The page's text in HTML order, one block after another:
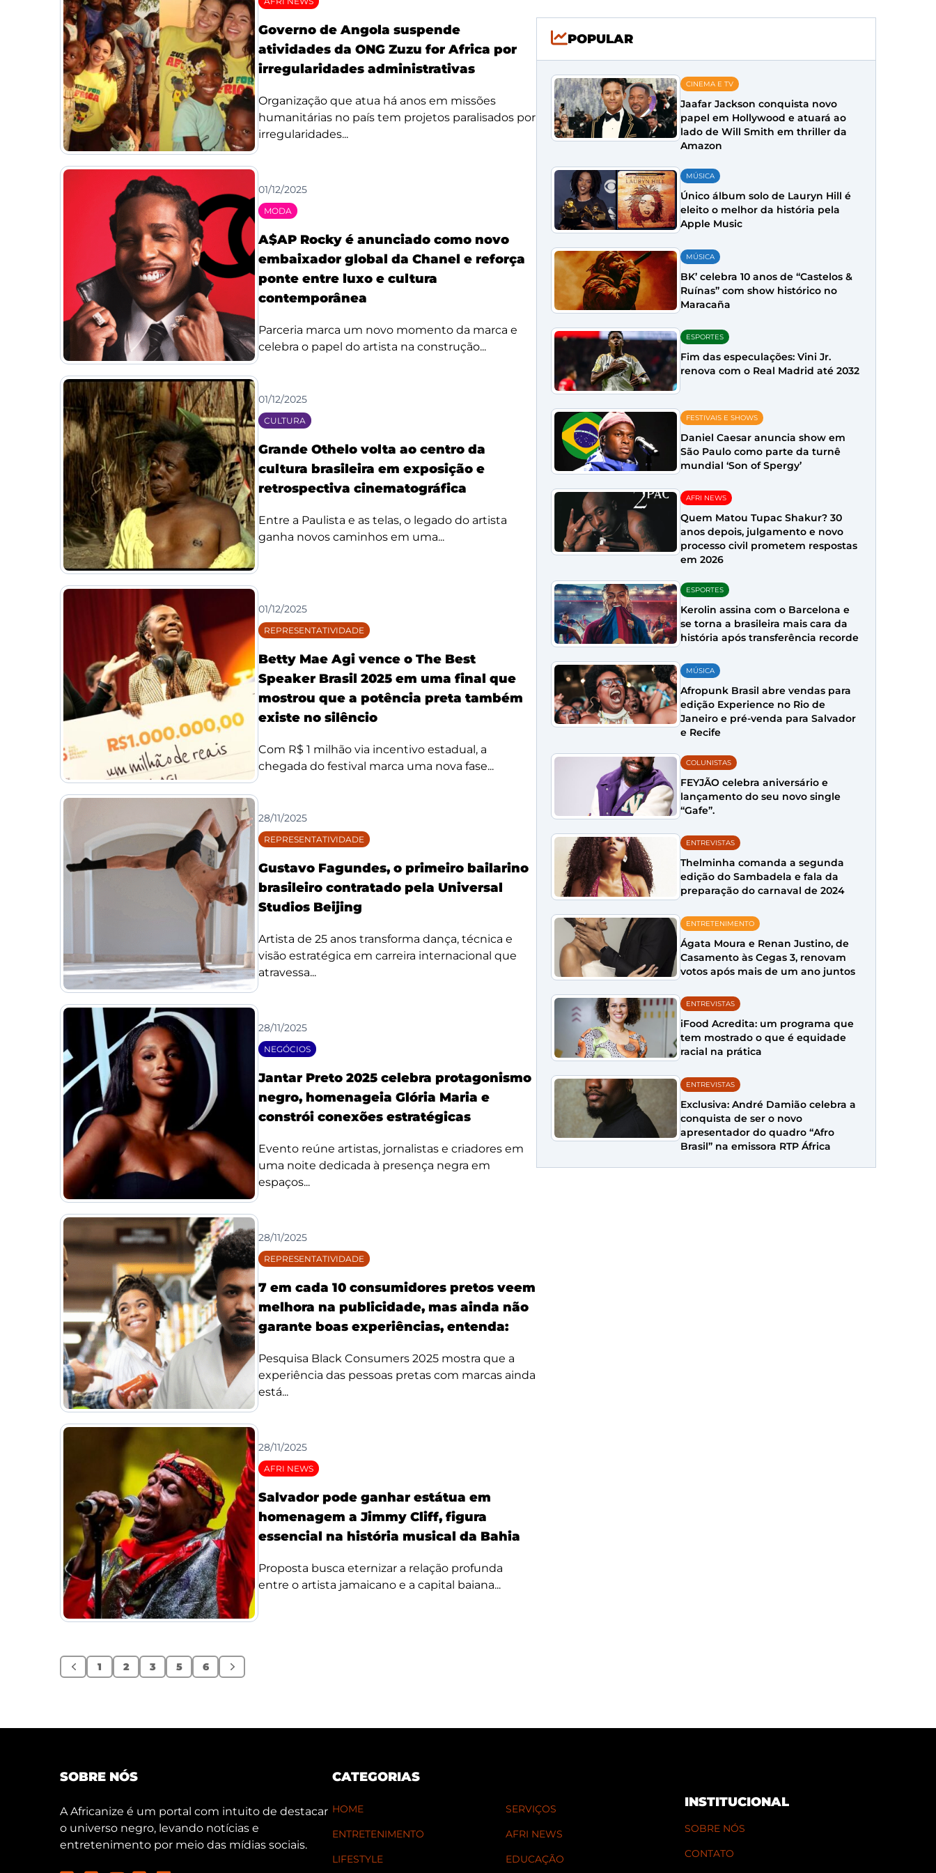
Governo de Angola suspende
atividades da ONG Zuzu for Africa por
irregularidades administrativas
Organização que atua há anos em missões
humanitárias no país tem projetos paralisados por
irregularidades...
01/12/2025
MODA
A$AP Rocky é anunciado como novo
embaixador global da Chanel e reforça
ponte entre luxo e cultura
contemporânea
Parceria marca um novo momento da marca e
celebra o papel do artista na construção...
01/12/2025
CULTURA
Grande Othelo volta ao centro da
cultura brasileira em exposição e
retrospectiva cinematográfica
Entre a Paulista e as telas, o legado do artista
ganha novos caminhos em uma...
01/12/2025
REPRESENTATIVIDADE
Betty Mae Agi vence o The Best
Speaker Brasil 2025 em uma final que
mostrou que a potência preta também
existe no silêncio
Com R$ 1 milhão via incentivo estadual, a
chegada do festival marca uma nova fase...
28/11/2025
REPRESENTATIVIDADE
Gustavo Fagundes, o primeiro bailarino
brasileiro contratado pela Universal
Studios Beijing
Artista de 25 anos transforma dança, técnica e
visão estratégica em carreira internacional que
atravessa...
28/11/2025
NEGÓCIOS
Jantar Preto 2025 celebra protagonismo
negro, homenageia Glória Maria e
constrói conexões estratégicas
Evento reúne artistas, jornalistas e criadores em
uma noite dedicada à presença negra em
espaços...
28/11/2025
REPRESENTATIVIDADE
7 em cada 10 consumidores pretos veem
melhora na publicidade, mas ainda não
garante boas experiências, entenda:
Pesquisa Black Consumers 2025 mostra que a
experiência das pessoas pretas com marcas ainda
está...
28/11/2025
AFRI NEWS
Salvador pode ganhar estátua em
homenagem a Jimmy Cliff, figura
essencial na história musical da Bahia
Proposta busca eternizar a relação profunda
entre o artista jamaicano e a capital baiana...
POPULAR
CINEMA E TV
Jaafar Jackson conquista novo
papel em Hollywood e atuará ao
lado de Will Smith em thriller da
Amazon
MÚSICA
Único álbum solo de Lauryn Hill é
eleito o melhor da história pela
Apple Music
MÚSICA
BK’ celebra 10 anos de “Castelos &
Ruínas” com show histórico no
Maracaña
ESPORTES
Fim das especulações: Vini Jr.
renova com o Real Madrid até 2032
FESTIVAIS E SHOWS
Daniel Caesar anuncia show em
São Paulo como parte da turnê
mundial ‘Son of Spergy’
AFRI NEWS
Quem Matou Tupac Shakur? 30
anos depois, julgamento e novo
processo civil prometem respostas
em 2026
ESPORTES
Kerolin assina com o Barcelona e
se torna a brasileira mais cara da
história após transferência recorde
MÚSICA
Afropunk Brasil abre vendas para
edição Experience no Rio de
Janeiro e pré-venda para Salvador
e Recife
COLUNISTAS
FEYJÃO celebra aniversário e
lançamento do seu novo single
“Gafe”.
ENTREVISTAS
Thelminha comanda a segunda
edição do Sambadela e fala da
preparação do carnaval de 2024
ENTRETENIMENTO
Ágata Moura e Renan Justino, de
Casamento às Cegas 3, renovam
votos após mais de um ano juntos
ENTREVISTAS
iFood Acredita: um programa que
tem mostrado o que é equidade
racial na prática
ENTREVISTAS
Exclusiva: André Damião celebra a
conquista de ser o novo
apresentador do quadro “Afro
Brasil” na emissora RTP África
Anterior
1 2 3 5 6 Próximo
SOBRE NÓS
A Africanize é um portal com intuito de destacar
o universo negro, levando notícias e
entretenimento por meio das mídias sociais.
CATEGORIAS
HOME
ENTRETENIMENTO
LIFESTYLE
SERVIÇOS
AFRI NEWS
EDUCAÇÃO
INSTITUCIONAL
SOBRE NÓS
CONTATO